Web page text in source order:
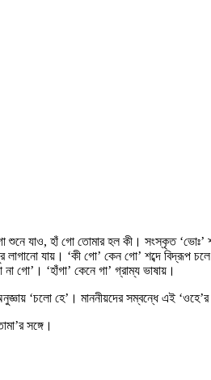
যাও, হাঁ গো তোমার হল কী। সংস্কৃত
লাগানো যায়। ‘কী গো’ কেন গো’ শব্দে
গো’। ‘হাঁগা’ কেনে গা’ গ্রাম্য ভাষায়।
‘চলো হে’। মাননীয়দের সম্বন্ধে এই ‘ওহে’র
সঙ্গে।